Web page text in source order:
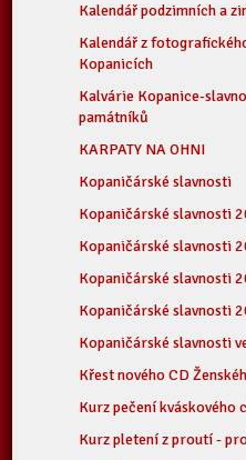
Kalendář podzimních a
Kalendář z
Kopanicích
Kalvárie Kopanice-
památníků
KARPATY NA OHNI
Kopaničárské slavnosti
Kopaničárské slavnosti
Kopaničárské slavnosti
Kopaničárské slavnosti
Kopaničárské slavnosti
Kopaničárské slavnosti
Křest nového CD
Kurz pečení kváskového
Kurz pletení z proutí -